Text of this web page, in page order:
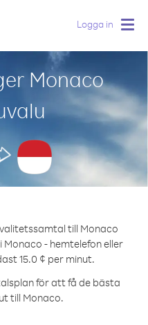
Logga in
Monaco
till Monaco
Monaco - hemtelefon eller
15.0 ¢ per minut.
för att få de bästa
till Monaco.